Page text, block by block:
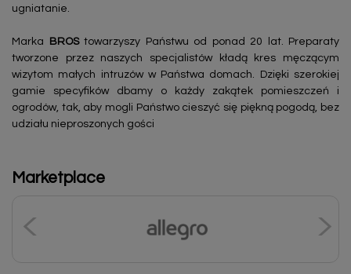
ugniatanie.
Marka BROStowarzyszy Państwu od ponad 20 lat. Preparaty
tworzone przez naszych specjalistów kładą kres męczącym
wizytom małych intruzów w Państwa domach. Dzięki szerokiej
gamie specyfików dbamy o każdy zakątek pomieszczeń i
ogrodów, tak, aby mogli Państwo cieszyć się piękną pogodą, bez
udziału nieproszonych gości
Marketplace